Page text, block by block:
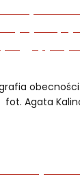
fot. Agata